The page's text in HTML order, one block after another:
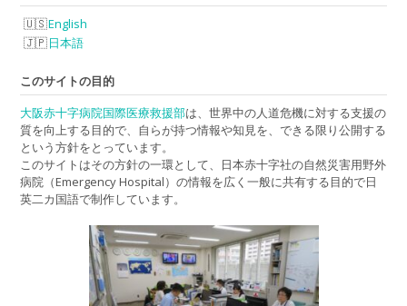
English
日本語
このサイトの目的
大阪赤十字病院国際医療救援部は、世界中の人道危機に対する支援の
質を向上する目的で、自らが持つ情報や知見を、できる限り公開する
という方針をとっています。
このサイトはその方針の一環として、日本赤十字社の自然災害用野外
病院（Emergency Hospital）の情報を広く一般に共有する目的で日
英二カ国語で制作しています。